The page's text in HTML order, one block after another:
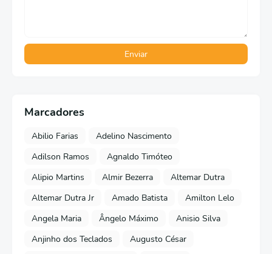
Marcadores
Abilio Farias
Adelino Nascimento
Adilson Ramos
Agnaldo Timóteo
Alipio Martins
Almir Bezerra
Altemar Dutra
Altemar Dutra Jr
Amado Batista
Amilton Lelo
Angela Maria
Ângelo Máximo
Anisio Silva
Anjinho dos Teclados
Augusto César